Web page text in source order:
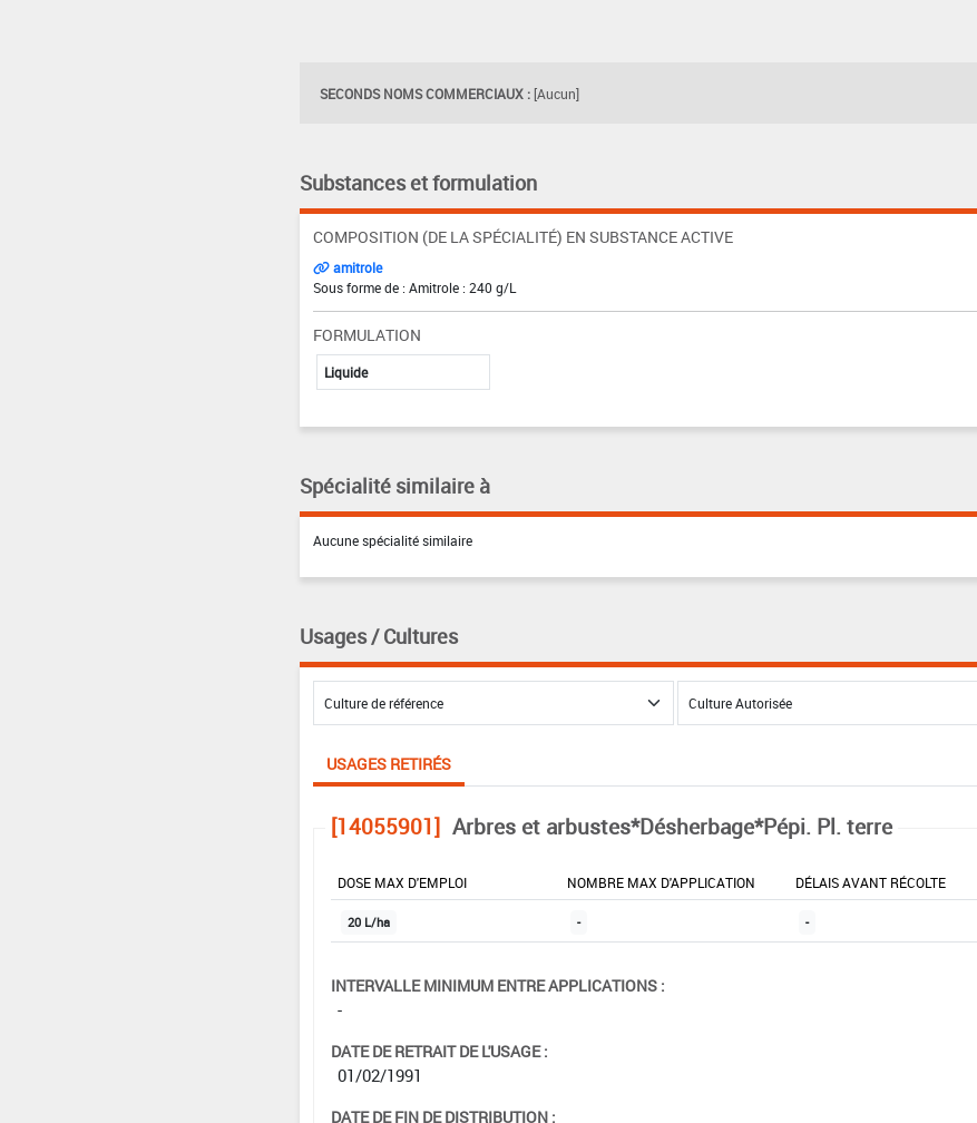
SECONDS NOMS COMMERCIAUX : [Aucun]
Substances et formulation
COMPOSITION (DE LA SPÉCIALITÉ) EN SUBSTANCE ACTIVE
amitrole
Sous forme de : Amitrole : 240 g/L
FORMULATION
Liquide
Spécialité similaire à
Aucune spécialité similaire
Usages / Cultures
USAGES RETIRÉS
[14055901] Arbres et arbustes*Désherbage*Pépi. Pl. terre
DOSE MAX D'EMPLOI NOMBRE MAX D'APPLICATION DÉLAIS AVANT RÉCOLTE
20 L/ha - -
INTERVALLE MINIMUM ENTRE APPLICATIONS :
-
DATE DE RETRAIT DE L'USAGE :
01/02/1991
DATE DE FIN DE DISTRIBUTION :